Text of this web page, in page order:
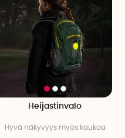
Heijastinvalo
Hyvä näkyvyys myös kaukaa